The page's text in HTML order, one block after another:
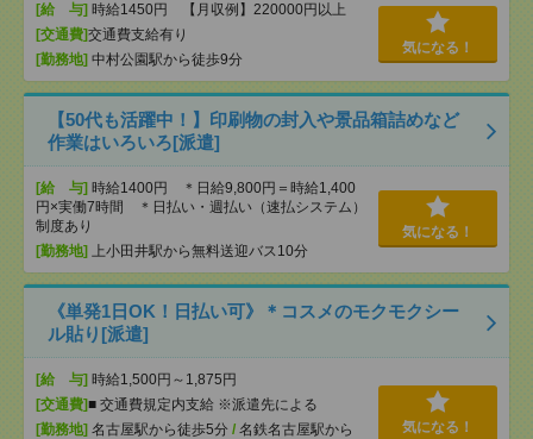
[給 与] 時給1450円 【月収例】220000円以上
[交通費]交通費支給有り
[勤務地] 中村公園駅から徒歩9分
気になる！
【50代も活躍中！】印刷物の封入や景品箱詰めなど
作業はいろいろ[派遣]
[給 与] 時給1400円 ＊日給9,800円＝時給1,400
円×実働7時間 ＊日払い・週払い（速払システム）
制度あり
[勤務地] 上小田井駅から無料送迎バス10分
気になる！
《単発1日OK！日払い可》＊コスメのモクモクシー
ル貼り[派遣]
[給 与] 時給1,500円～1,875円
[交通費]■ 交通費規定内支給 ※派遣先による
[勤務地] 名古屋駅から徒歩5分 / 名鉄名古屋駅から
気になる！